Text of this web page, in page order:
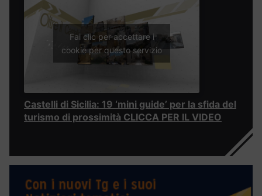
Fai clic per accettare i
cookie per questo servizio
Castelli di Sicilia: 19 ‘mini guide’ per la sfida del
turismo di prossimità CLICCA PER IL VIDEO